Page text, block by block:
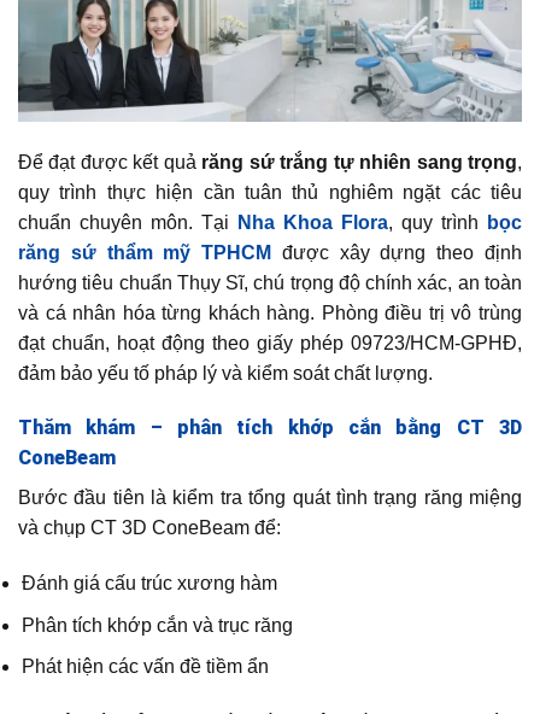
Để đạt được kết quả răng sứ trắng tự nhiên sang trọng,
quy trình thực hiện cần tuân thủ nghiêm ngặt các tiêu
chuẩn chuyên môn. Tại
Nha Khoa Flora, quy trình
bọc
răng sứ thẩm mỹ TPHCM
được xây dựng theo định
hướng tiêu chuẩn Thụy Sĩ, chú trọng độ chính xác, an toàn
và cá nhân hóa từng khách hàng. Phòng điều trị vô trùng
đạt chuẩn, hoạt động theo giấy phép 09723/HCM-GPHĐ,
đảm bảo yếu tố pháp lý và kiểm soát chất lượng.
Thăm khám – phân tích khớp cắn bằng CT 3D
ConeBeam
Bước đầu tiên là kiểm tra tổng quát tình trạng răng miệng
và chụp CT 3D ConeBeam để:
Đánh giá cấu trúc xương hàm
Phân tích khớp cắn và trục răng
Phát hiện các vấn đề tiềm ẩn